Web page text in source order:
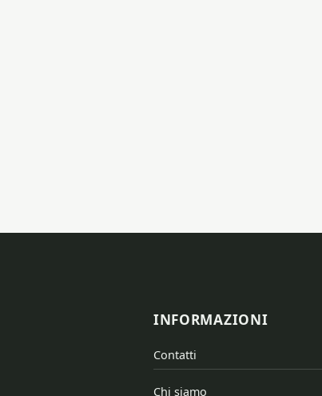
INFORMAZIONI
Contatti
Chi siamo